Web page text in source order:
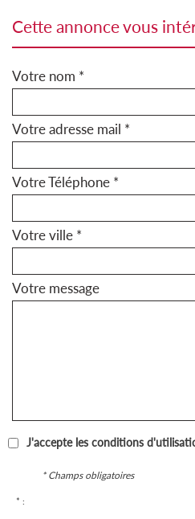
cette annonce vous
Votre nom *
Votre adresse mail *
Votre Téléphone *
Votre ville *
Votre message
J'accepte les conditions
* Champs obligatoires
* :